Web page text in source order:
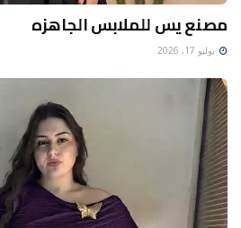
مصنع يس للملابس الجاهزه
يوليو 17, 2026